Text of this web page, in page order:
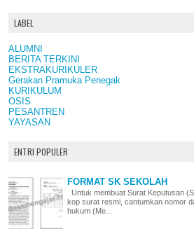
LABEL
ALUMNI
BERITA TERKINI
EKSTRAKURIKULER
Gerakan Pramuka Penegak
KURIKULUM
OSIS
PESANTREN
YAYASAN
ENTRI POPULER
FORMAT SK SEKOLAH
Untuk membuat Surat Keputusan
kop surat resmi, cantumkan nomor
hukum (Me...